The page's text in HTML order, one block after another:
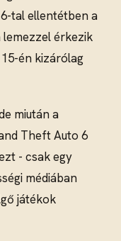
tal ellentétben a
lemezzel érkezik
én kizárólag
miután a
Theft Auto 6
- csak egy
médiában
játékok